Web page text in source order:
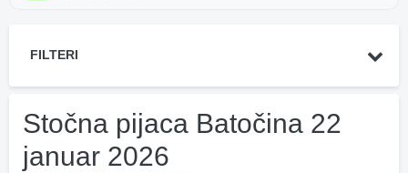
FILTERI
Stočna pijaca Batočina 22
januar 2026